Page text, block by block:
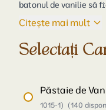
batonul de vanilie să
aroma deosabită.
Citește mai mult
Selectați
Păstaie de
1015-1) (140